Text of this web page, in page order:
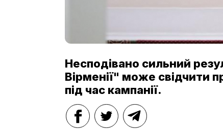
Несподівано сильний
Вірменії" може свідчити
під час кампанії.